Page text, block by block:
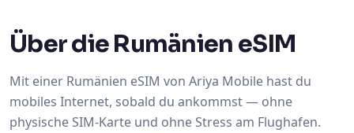
Über die Rumänien eSIM
Mit einer Rumänien eSIM von Ariya Mobile hast du
mobiles Internet, sobald du ankommst — ohne
physische SIM-Karte und ohne Stress am Flughafen.